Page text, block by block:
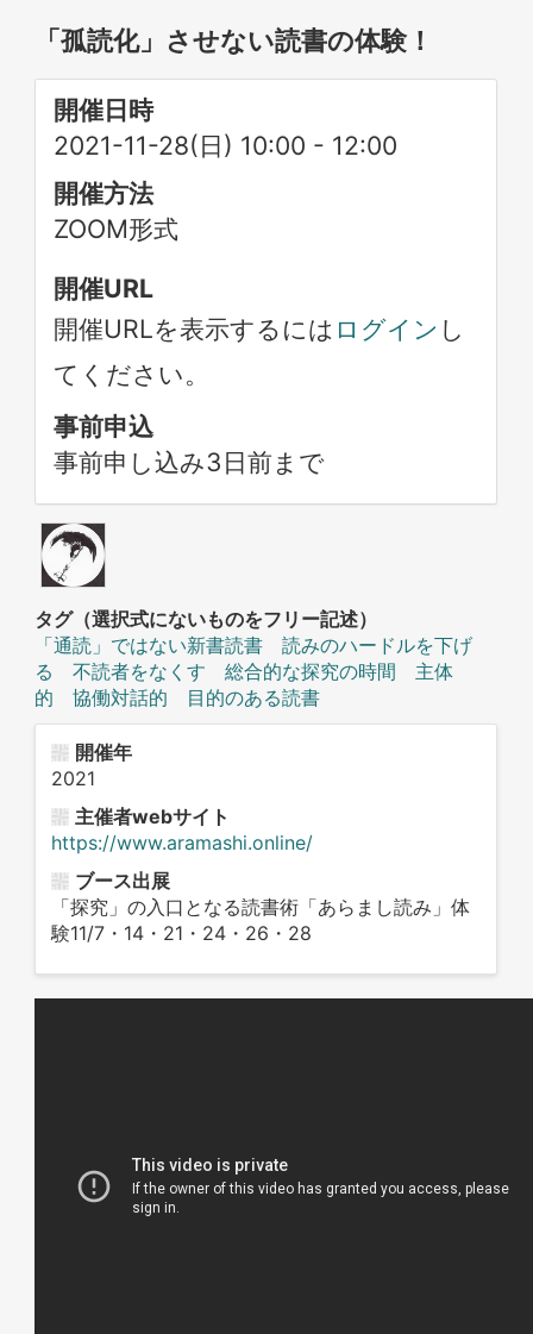
「孤読化」させない読書の体験！
開催日時
2021-11-28(日) 10:00 - 12:00
開催方法
ZOOM形式
開催URL
開催URLを表示するには ログイン し
てください。
事前申込
事前申し込み3日前まで
タグ（選択式にないものをフリー記述）
「通読」ではない新書読書 読みのハードルを下げ
る 不読者をなくす 総合的な探究の時間 主体
的 協働対話的 目的のある読書
開催年
2021
主催者webサイト
https://www.aramashi.online/
ブース出展
「探究」の入口となる読書術「あらまし読み」体
験11/7・14・21・24・26・28